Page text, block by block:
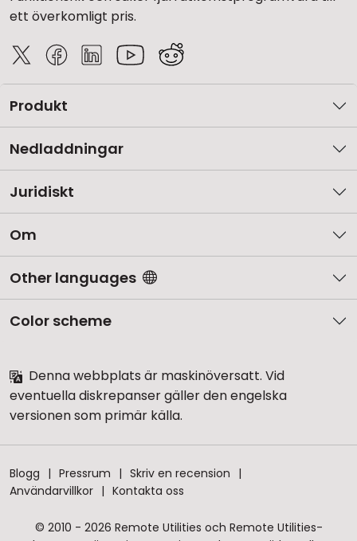
ett överkomligt pris.
Produkt
Nedladdningar
Juridiskt
Om
Other languages
Color scheme
Denna webbplats är maskinöversatt. Vid
eventuella diskrepanser gäller den engelska
versionen som primär källa.
Blogg Pressrum
Skriv en recension
Användarvillkor
Kontakta oss
© 2010 - 2026 Remote Utilities och Remote Utilities-